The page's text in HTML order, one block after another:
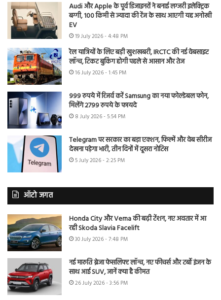
Audi और Apple के पूर्व डिजाइनरों ने बनाई लग्जरी इलेक्ट्रिक
बग्गी, 100 किमी से ज्यादा की रेंज के साथ आएगी यह अनोखी
EV
19 July 2026 - 4:48 PM
रेल यात्रियों के लिए बड़ी खुशखबरी, IRCTC की नई वेबसाइट
लॉन्च, टिकट बुकिंग होगी पहले से आसान और तेज
16 July 2026 - 1:45 PM
999 रुपये में रिजर्व करें Samsung का नया फोल्डेबल फोन,
मिलेंगे 2799 रुपये के फायदे
8 July 2026 - 5:54 PM
Telegram पर सरकार का बड़ा एक्शन, फिल्में और वेब सीरीज
देखना पड़ेगा भारी, तीन दिनों में दूसरा नोटिस
5 July 2026 - 2:25 PM
ऑटो जगत
Honda City और Verna की बढ़ी टेंशन, नए अवतार में आ
रही Skoda Slavia Facelift
30 July 2026 - 7:48 PM
नई मारुति ब्रेजा फेसलिफ्ट लॉन्च, नए फीचर्स और टर्बो इंजन के
साथ आई SUV, जानें क्या है कीमत
26 July 2026 - 3:56 PM